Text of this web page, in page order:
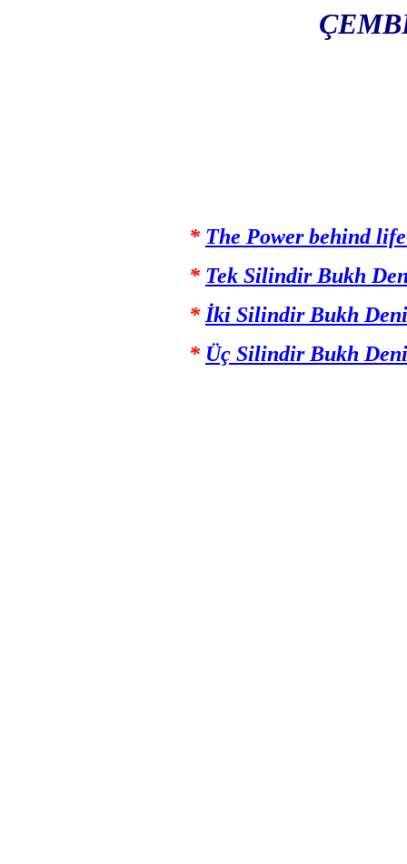
* The Power behind
* Tek Silindir Bukh
* İki Silindir Bukh
* Üç Silindir Bukh